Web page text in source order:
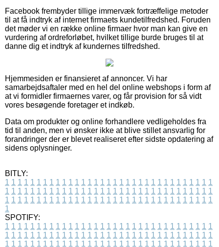
Facebook frembyder tillige immervæk fortræffelige metoder
til at få indtryk af internet firmaets kundetilfredshed. Foruden
det møder vi en række online firmaer hvor man kan give en
vurdering af ordreforløbet, hvilket tillige burde bruges til at
danne dig et indtryk af kundernes tilfredshed.
Hjemmesiden er finansieret af annoncer. Vi har
samarbejdsaftaler med en hel del online webshops i form af
at vi formidler firmaernes varer, og får provision for så vidt
vores besøgende foretager et indkøb.
Data om produkter og online forhandlere vedligeholdes fra
tid til anden, men vi ønsker ikke at blive stillet ansvarlig for
forandringer der er blevet realiseret efter sidste opdatering af
sidens oplysninger.
BITLY:
1 1 1 1 1 1 1 1 1 1 1 1 1 1 1 1 1 1 1 1 1 1 1 1 1 1 1 1 1 1 1 1 1
1 1 1 1 1 1 1 1 1 1 1 1 1 1 1 1 1 1 1 1 1 1 1 1 1 1 1 1 1 1 1 1 1
1 1 1 1 1 1 1 1 1 1 1 1 1 1 1 1 1 1 1 1 1 1 1 1 1 1 1 1 1 1 1 1 1
1
SPOTIFY:
1 1 1 1 1 1 1 1 1 1 1 1 1 1 1 1 1 1 1 1 1 1 1 1 1 1 1 1 1 1 1 1 1
1 1 1 1 1 1 1 1 1 1 1 1 1 1 1 1 1 1 1 1 1 1 1 1 1 1 1 1 1 1 1 1 1
1 1 1 1 1 1 1 1 1 1 1 1 1 1 1 1 1 1 1 1 1 1 1 1 1 1 1 1 1 1 1 1 1